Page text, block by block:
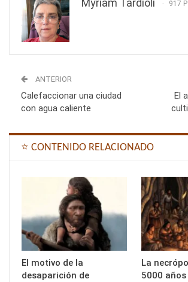
Myriam Tardioli 917
ANTERIOR
Calefaccionar una ciudad
con agua caliente
El
⭐ CONTENIDO RELACIONADO
El motivo de la
desaparición de
La
5000 años